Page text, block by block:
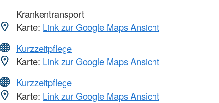
Krankentransport
Karte: Link zur Google Maps Ansicht
Kurzzeitpflege
Karte: Link zur Google Maps Ansicht
Kurzzeitpflege
Karte: Link zur Google Maps Ansicht